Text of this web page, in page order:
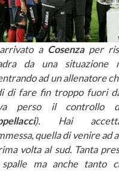
a Cosenzaper
da una situazione
ad un allenatore
di fare fin troppo fuori
perso il controllo
). Hai
quella di venire ad
volta al sud. Tanta
ma anche tanto